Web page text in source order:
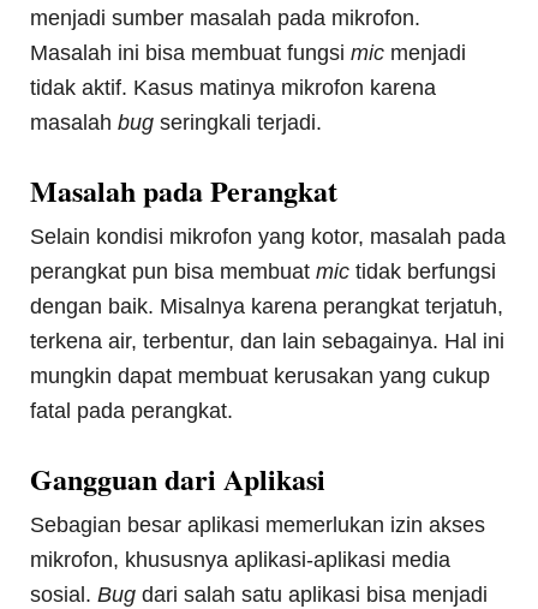
menjadi sumber masalah pada mikrofon.
Masalah ini bisa membuat fungsimic menjadi
tidak aktif. Kasus matinya mikrofon karena
masalahbugseringkali terjadi.
Masalah pada Perangkat
Selain kondisi mikrofon yang kotor, masalah pada
perangkat pun bisa membuatmictidak berfungsi
dengan baik. Misalnya karena perangkat terjatuh,
terkena air, terbentur, dan lain sebagainya. Hal ini
mungkin dapat membuat kerusakan yang cukup
fatal pada perangkat.
Gangguan dari Aplikasi
Sebagian besar aplikasi memerlukan izin akses
mikrofon, khususnya aplikasi-aplikasi media
sosial.Bugdari salah satu aplikasi bisa menjadi